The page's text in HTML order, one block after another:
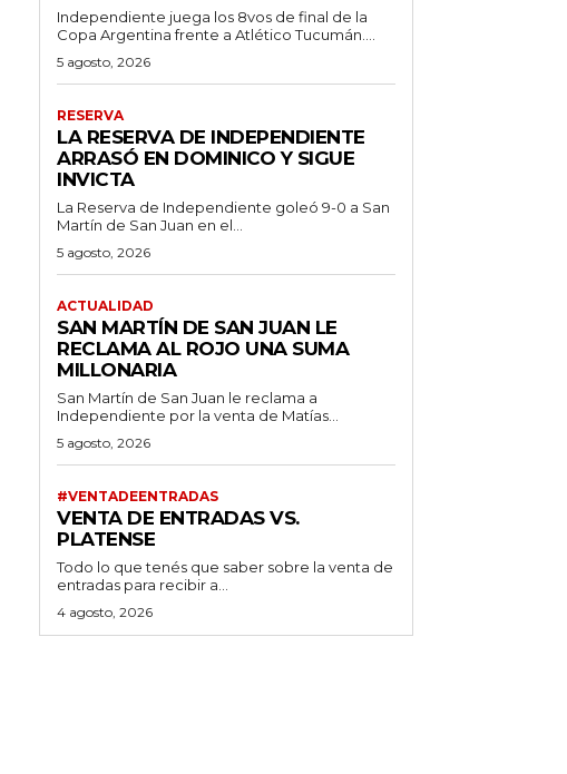
Independiente juega los 8vos de final de la
Copa Argentina frente a Atlético Tucumán....
5 agosto, 2026
RESERVA
LA RESERVA DE INDEPENDIENTE
ARRASÓ EN DOMINICO Y SIGUE
INVICTA
La Reserva de Independiente goleó 9-0 a San
Martín de San Juan en el...
5 agosto, 2026
ACTUALIDAD
SAN MARTÍN DE SAN JUAN LE
RECLAMA AL ROJO UNA SUMA
MILLONARIA
San Martín de San Juan le reclama a
Independiente por la venta de Matías...
5 agosto, 2026
#VENTADEENTRADAS
VENTA DE ENTRADAS VS.
PLATENSE
Todo lo que tenés que saber sobre la venta de
entradas para recibir a...
4 agosto, 2026